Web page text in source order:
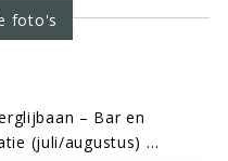
foto's
– Bar en
(juli/augustus) …